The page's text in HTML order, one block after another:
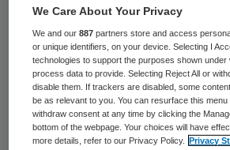
gemeente had de hulp
eerst onderzoek te doen
persoonlijke
betrokken inwoners.
Dit meldtde Stentor.
We Care About Your Privacy
We and our887 partners store and access
or unique identifiers, on your device. Selecting I
technologies to support the purposes shown under
process data to provide. Selecting Reject All or
disable them. If trackers are disabled, some
be as relevant to you. You can resurface this
withdraw consent at any time by clicking the
bottom of the webpage. Your choices will have
more details, refer to our Privacy Policy.
Privacy